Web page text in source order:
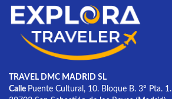
TRAVEL DMC MADRID SL
Calle Puente Cultural, 10. Bloque B. 3º Pta. 1.